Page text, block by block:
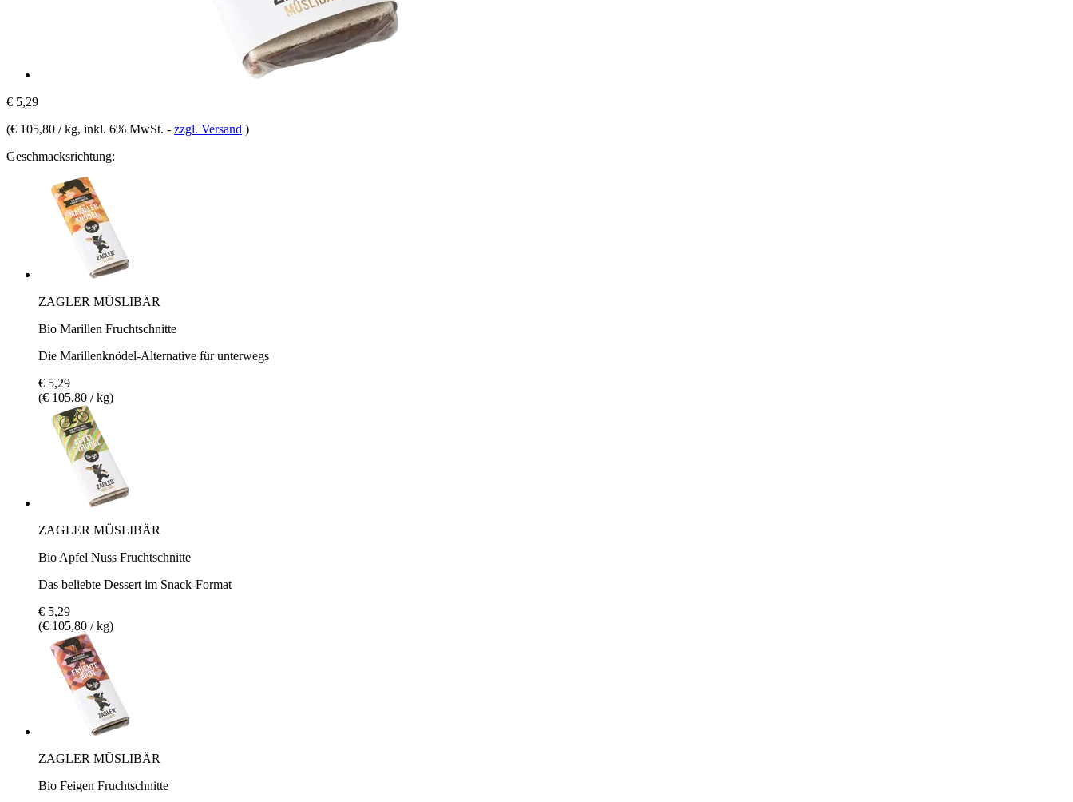
€ 5,29
(€ 105,80 / kg, inkl. 6% MwSt. - zzgl. Versand )
Geschmacksrichtung:
ZAGLER MÜSLIBÄR
Bio Marillen Fruchtschnitte
Die Marillenknödel-Alternative für unterwegs
€ 5,29
(€ 105,80 / kg)
ZAGLER MÜSLIBÄR
Bio Apfel Nuss Fruchtschnitte
Das beliebte Dessert im Snack-Format
€ 5,29
(€ 105,80 / kg)
ZAGLER MÜSLIBÄR
Bio Feigen Fruchtschnitte